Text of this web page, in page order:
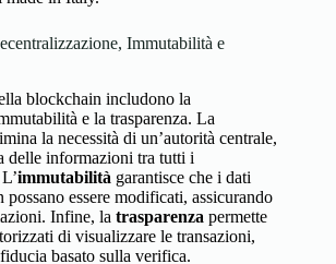
Immutabilità e
blockchain includono la
e la trasparenza. La
la necessità di un’autorità centrale,
delle informazioni tra tutti i
immutabilità garantisce che i dati
essere modificati, assicurando
Infine, la trasparenza permette
di visualizzare le transazioni,
basato sulla verifica.